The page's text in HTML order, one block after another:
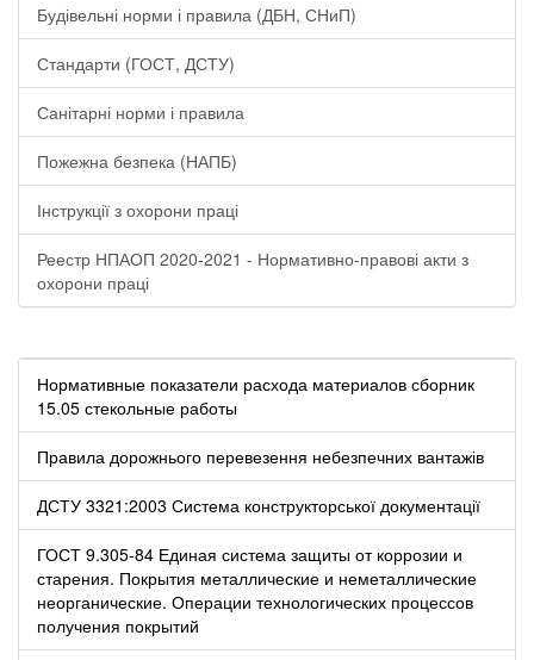
Будівельні норми і правила (ДБН, СНиП)
Стандарти (ГОСТ, ДСТУ)
Санітарні норми і правила
Пожежна безпека (НАПБ)
Інструкції з охорони праці
Реестр НПАОП 2020-2021 - Нормативно-правові акти з
охорони праці
Нормативные показатели расхода материалов сборник
15.05 стекольные работы
Правила дорожнього перевезення небезпечних вантажів
ДСТУ 3321:2003 Система конструкторської документації
ГОСТ 9.305-84 Единая система защиты от коррозии и
старения. Покрытия металлические и неметаллические
неорганические. Операции технологических процессов
получения покрытий